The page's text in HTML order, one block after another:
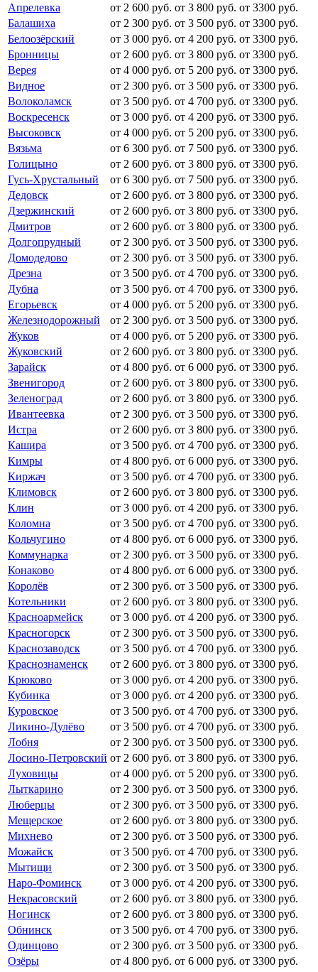
Апрелевка
от 2 600 руб. от 3 800 руб. от 3300 руб.
Балашиха
от 2 300 руб. от 3 500 руб. от 3300 руб.
Белоозёрский
от 3 000 руб. от 4 200 руб. от 3300 руб.
Бронницы
от 2 600 руб. от 3 800 руб. от 3300 руб.
Верея
от 4 000 руб. от 5 200 руб. от 3300 руб.
Видное
от 2 300 руб. от 3 500 руб. от 3300 руб.
Волоколамск
от 3 500 руб. от 4 700 руб. от 3300 руб.
Воскресенск
от 3 000 руб. от 4 200 руб. от 3300 руб.
Высоковск
от 4 000 руб. от 5 200 руб. от 3300 руб.
Вязьма
от 6 300 руб. от 7 500 руб. от 3300 руб.
Голицыно
от 2 600 руб. от 3 800 руб. от 3300 руб.
Гусь-Хрустальный
от 6 300 руб. от 7 500 руб. от 3300 руб.
Дедовск
от 2 600 руб. от 3 800 руб. от 3300 руб.
Дзержинский
от 2 600 руб. от 3 800 руб. от 3300 руб.
Дмитров
от 2 600 руб. от 3 800 руб. от 3300 руб.
Долгопрудный
от 2 300 руб. от 3 500 руб. от 3300 руб.
Домодедово
от 2 300 руб. от 3 500 руб. от 3300 руб.
Дрезна
от 3 500 руб. от 4 700 руб. от 3300 руб.
Дубна
от 3 500 руб. от 4 700 руб. от 3300 руб.
Егорьевск
от 4 000 руб. от 5 200 руб. от 3300 руб.
Железнодорожный
от 2 300 руб. от 3 500 руб. от 3300 руб.
Жуков
от 4 000 руб. от 5 200 руб. от 3300 руб.
Жуковский
от 2 600 руб. от 3 800 руб. от 3300 руб.
Зарайск
от 4 800 руб. от 6 000 руб. от 3300 руб.
Звенигород
от 2 600 руб. от 3 800 руб. от 3300 руб.
Зеленоград
от 2 600 руб. от 3 800 руб. от 3300 руб.
Ивантеевка
от 2 300 руб. от 3 500 руб. от 3300 руб.
Истра
от 2 600 руб. от 3 800 руб. от 3300 руб.
Кашира
от 3 500 руб. от 4 700 руб. от 3300 руб.
Кимры
от 4 800 руб. от 6 000 руб. от 3300 руб.
Киржач
от 3 500 руб. от 4 700 руб. от 3300 руб.
Климовск
от 2 600 руб. от 3 800 руб. от 3300 руб.
Клин
от 3 000 руб. от 4 200 руб. от 3300 руб.
Коломна
от 3 500 руб. от 4 700 руб. от 3300 руб.
Кольчугино
от 4 800 руб. от 6 000 руб. от 3300 руб.
Коммунарка
от 2 300 руб. от 3 500 руб. от 3300 руб.
Конаково
от 4 800 руб. от 6 000 руб. от 3300 руб.
Королёв
от 2 300 руб. от 3 500 руб. от 3300 руб.
Котельники
от 2 600 руб. от 3 800 руб. от 3300 руб.
Красноармейск
от 3 000 руб. от 4 200 руб. от 3300 руб.
Красногорск
от 2 300 руб. от 3 500 руб. от 3300 руб.
Краснозаводск
от 3 500 руб. от 4 700 руб. от 3300 руб.
Краснознаменск
от 2 600 руб. от 3 800 руб. от 3300 руб.
Крюково
от 3 000 руб. от 4 200 руб. от 3300 руб.
Кубинка
от 3 000 руб. от 4 200 руб. от 3300 руб.
Куровское
от 3 500 руб. от 4 700 руб. от 3300 руб.
Ликино-Дулёво
от 3 500 руб. от 4 700 руб. от 3300 руб.
Лобня
от 2 300 руб. от 3 500 руб. от 3300 руб.
Лосино-Петровский от 2 600 руб. от 3 800 руб. от 3300 руб.
Луховицы
от 4 000 руб. от 5 200 руб. от 3300 руб.
Лыткарино
от 2 300 руб. от 3 500 руб. от 3300 руб.
Люберцы
от 2 300 руб. от 3 500 руб. от 3300 руб.
Мещерское
от 2 600 руб. от 3 800 руб. от 3300 руб.
Михнево
от 2 300 руб. от 3 500 руб. от 3300 руб.
Можайск
от 3 500 руб. от 4 700 руб. от 3300 руб.
Мытищи
от 2 300 руб. от 3 500 руб. от 3300 руб.
Наро-Фоминск
от 3 000 руб. от 4 200 руб. от 3300 руб.
Некрасовский
от 2 600 руб. от 3 800 руб. от 3300 руб.
Ногинск
от 2 600 руб. от 3 800 руб. от 3300 руб.
Обнинск
от 3 500 руб. от 4 700 руб. от 3300 руб.
Одинцово
от 2 300 руб. от 3 500 руб. от 3300 руб.
Озёры
от 4 800 руб. от 6 000 руб. от 3300 руб.